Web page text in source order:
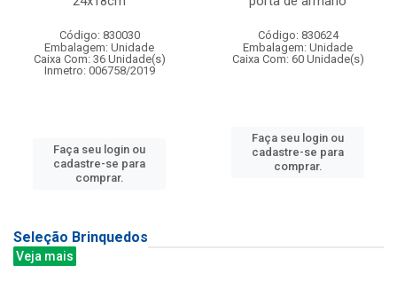
Código: 830030
Embalagem: Unidade
Caixa Com: 36 Unidade(s)
Inmetro: 006758/2019
Faça seu login ou
cadastre-se para
comprar.
Código: 830624
Embalagem: Unidade
Caixa Com: 60 Unidade(s)
Faça seu login ou
cadastre-se para
comprar.
Seleção Brinquedos
Veja mais